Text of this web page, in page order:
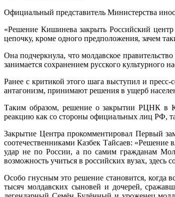
Официальный представитель Министерства
«Решение Кишинева закрыть Российский
цепочку, кроме одного предположения, зачем
Она подчеркнула, что молдавское
занимается сохранением русского культурного
Ранее с критикой этого шага выступил и
антагонизм, принимают решения в ущерб
Таким образом, решение о закрытии РЦНК в
реакцию как со стороны официальных лиц РФ,
Закрытие Центра прокомментировал Первый
соотечественниками Казбек Тайсаев:
удар не по России, а по самим гражданам
возможность учиться в российских вузах,
Особо гнусным это решение становится, когда
тысяч молдавских сыновей и дочерей,